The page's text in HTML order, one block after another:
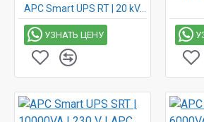
APC Smart UPS RT | 20 kVA | 230 V | SRTG20KXLI
УЗНАТЬ ЦЕНУ